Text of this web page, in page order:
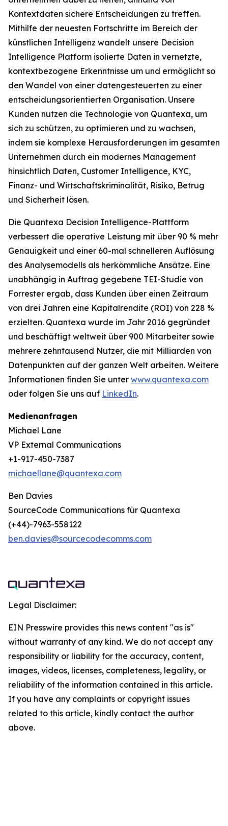
Kontextdaten sichere Entscheidungen zu treffen.
Mithilfe der neuesten Fortschritte im Bereich der
künstlichen Intelligenz wandelt unsere Decision
Intelligence Platform isolierte Daten in vernetzte,
kontextbezogene Erkenntnisse um und ermöglicht so
den Wandel von einer datengesteuerten zu einer
entscheidungsorientierten Organisation. Unsere
Kunden nutzen die Technologie von Quantexa, um
sich zu schützen, zu optimieren und zu wachsen,
indem sie komplexe Herausforderungen im gesamten
Unternehmen durch ein modernes Management
hinsichtlich Daten, Customer Intelligence, KYC,
Finanz- und Wirtschaftskriminalität, Risiko, Betrug
und Sicherheit lösen.
Die Quantexa Decision Intelligence-Plattform
verbessert die operative Leistung mit über 90 % mehr
Genauigkeit und einer 60-mal schnelleren Auflösung
des Analysemodells als herkömmliche Ansätze. Eine
unabhängig in Auftrag gegebene TEI-Studie von
Forrester ergab, dass Kunden über einen Zeitraum
von drei Jahren eine Kapitalrendite (ROI) von 228 %
erzielten. Quantexa wurde im Jahr 2016 gegründet
und beschäftigt weltweit über 900 Mitarbeiter sowie
mehrere zehntausend Nutzer, die mit Milliarden von
Datenpunkten auf der ganzen Welt arbeiten. Weitere
Informationen finden Sie unter www.quantexa.com
oder folgen Sie uns auf LinkedIn.
Medienanfragen
Michael Lane
VP External Communications
+1-917-450-7387
michaellane@quantexa.com
Ben Davies
SourceCode Communications für Quantexa
(+44)-7963-558122
ben.davies@sourcecodecomms.com
Legal Disclaimer:
EIN Presswire provides this news content "as is"
without warranty of any kind. We do not accept any
responsibility or liability for the accuracy, content,
images, videos, licenses, completeness, legality, or
reliability of the information contained in this article.
If you have any complaints or copyright issues
related to this article, kindly contact the author
above.